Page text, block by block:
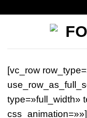
[vc_row
type=»full_width»